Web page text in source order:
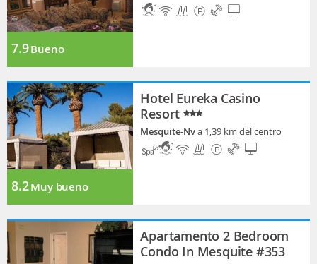
7.9Bueno
8.2Muy bueno
Hotel Eureka Casino
Resort
Mesquite-Nva 1,39 km del centro
Apartamento 2 Bedroom
Condo In Mesquite #353